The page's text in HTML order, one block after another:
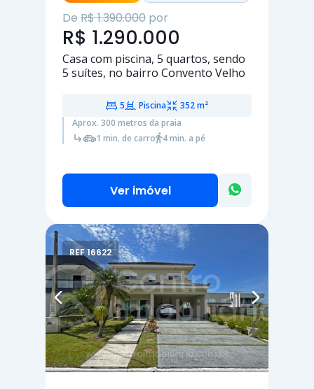
De R$ 1.390.000 por
R$ 1.290.000
Casa com piscina, 5 quartos, sendo
5 suítes, no bairro Convento Velho
5 Piscina
352 m²
Aprox. 300 metros da praia
1 min. de carro
4 min. a pé
Ver imóvel
REF 16622